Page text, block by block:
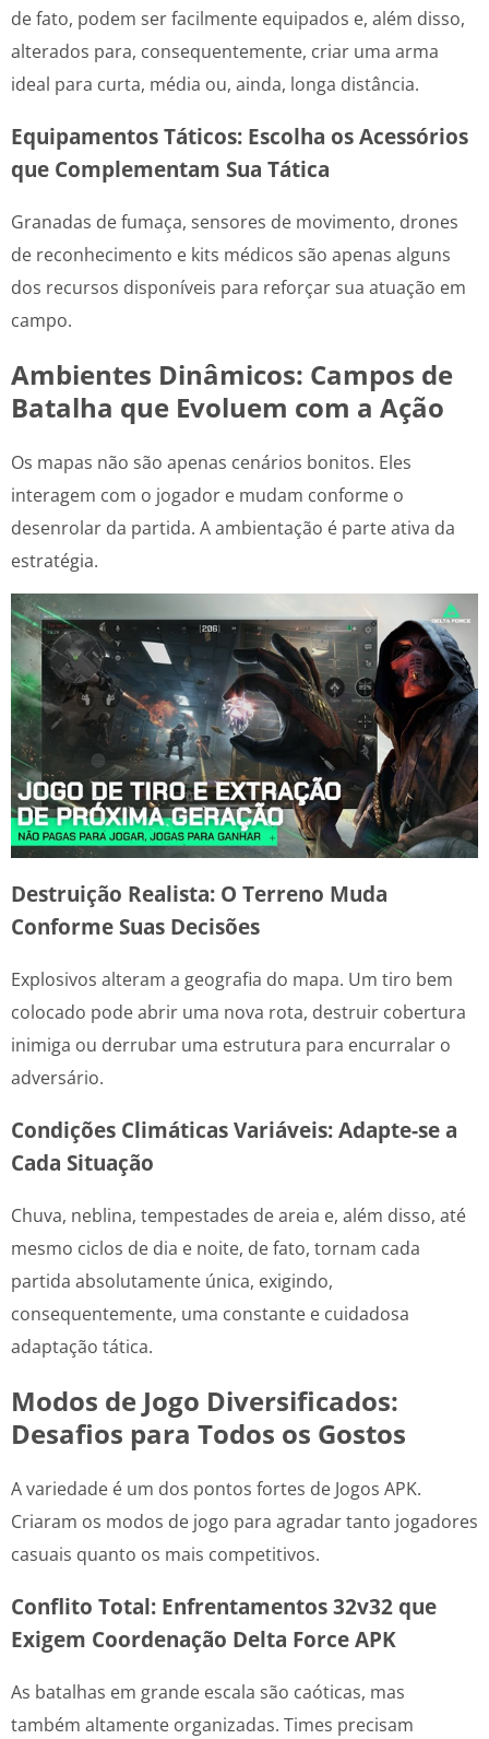
de fato, podem ser facilmente equipados e, além disso,
alterados para, consequentemente, criar uma arma
ideal para curta, média ou, ainda, longa distância.
Equipamentos Táticos: Escolha os Acessórios
que Complementam Sua Tática
Granadas de fumaça, sensores de movimento, drones
de reconhecimento e kits médicos são apenas alguns
dos recursos disponíveis para reforçar sua atuação em
campo.
Ambientes Dinâmicos: Campos de
Batalha que Evoluem com a Ação
Os mapas não são apenas cenários bonitos. Eles
interagem com o jogador e mudam conforme o
desenrolar da partida. A ambientação é parte ativa da
estratégia.
Destruição Realista: O Terreno Muda
Conforme Suas Decisões
Explosivos alteram a geografia do mapa. Um tiro bem
colocado pode abrir uma nova rota, destruir cobertura
inimiga ou derrubar uma estrutura para encurralar o
adversário.
Condições Climáticas Variáveis: Adapte-se a
Cada Situação
Chuva, neblina, tempestades de areia e, além disso, até
mesmo ciclos de dia e noite, de fato, tornam cada
partida absolutamente única, exigindo,
consequentemente, uma constante e cuidadosa
adaptação tática.
Modos de Jogo Diversificados:
Desafios para Todos os Gostos
A variedade é um dos pontos fortes de Jogos APK.
Criaram os modos de jogo para agradar tanto jogadores
casuais quanto os mais competitivos.
Conflito Total: Enfrentamentos 32v32 que
Exigem Coordenação Delta Force APK
As batalhas em grande escala são caóticas, mas
também altamente organizadas. Times precisam